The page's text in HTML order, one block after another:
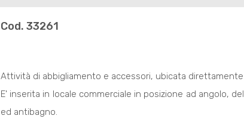
Cod. 33261
Attività di abbigliamento e accessori, ubicata
E' inserita in locale commerciale in posizione ad angolo,
ed antibagno.